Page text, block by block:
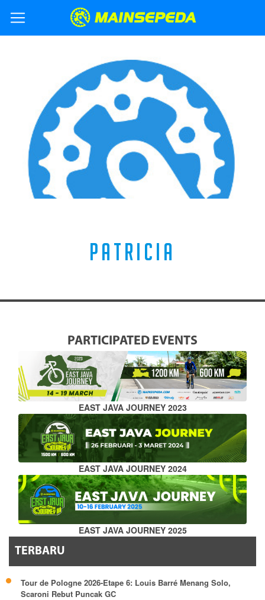
PATRICIA
PARTICIPATED EVENTS
EAST JAVA JOURNEY 2023
EAST JAVA JOURNEY 2024
EAST JAVA JOURNEY 2025
TERBARU
Tour de Pologne 2026-Etape 6: Louis Barré Menang Solo,
Scaroni Rebut Puncak GC